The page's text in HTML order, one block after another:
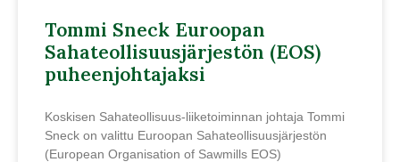
Tommi Sneck Euroopan
Sahateollisuusjärjestön (EOS)
puheenjohtajaksi
Koskisen Sahateollisuus-liiketoiminnan johtaja Tommi
Sneck on valittu Euroopan Sahateollisuusjärjestön
(European Organisation of Sawmills EOS)